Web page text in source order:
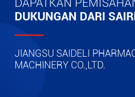
DAPATKAN
DUKUNGAN DARI
JIANGSU SAIDELI
MACHINERY CO.,LTD.